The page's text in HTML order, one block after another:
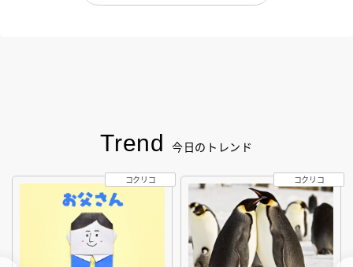
Trend 今日のトレンド
コクリコ コクリコ